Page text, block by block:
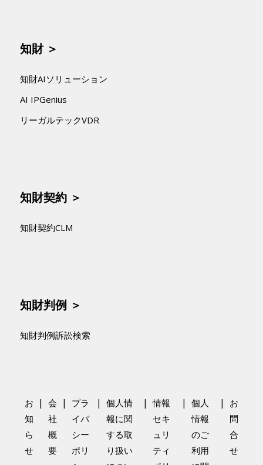
知財 ＞
知財AIソリューション
AI IPGenius
リーガルテックVDR
知財契約 ＞
知財契約CLM
知財判例 ＞
知財判例訴訟検索
お
知
ら
せ
| 会
社
概
要
|
プラ
イバ
シー
ポリ
| 個人情
報に関
する取
り扱い
| 情報
セキ
ュリ
ティ
| 個人
情報
のご
利用
|
お
問
合
せ